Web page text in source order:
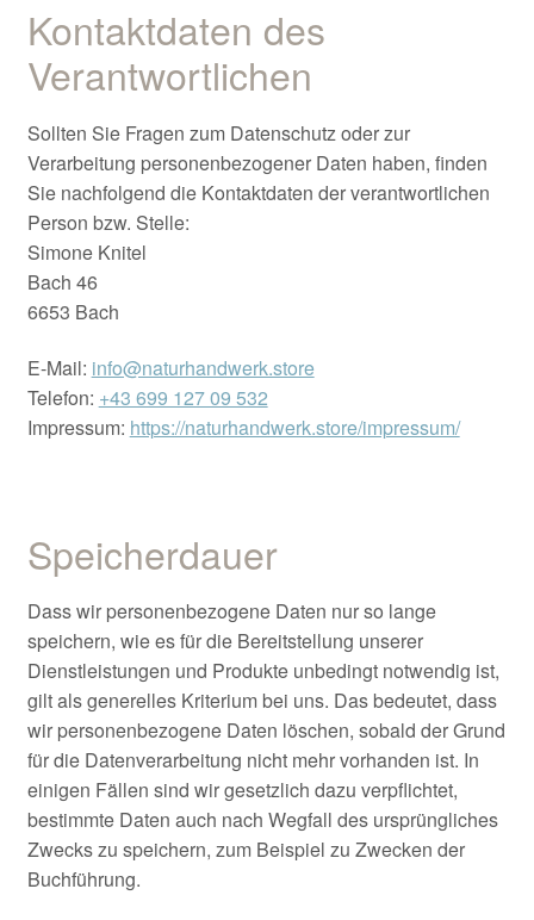
Kontaktdaten des
Verantwortlichen
Sollten Sie Fragen zum Datenschutz oder zur
Verarbeitung personenbezogener Daten haben, finden
Sie nachfolgend die Kontaktdaten der verantwortlichen
Person bzw. Stelle:
Simone Knitel
Bach 46
6653 Bach
E-Mail: info@naturhandwerk.store
Telefon: +43 699 127 09 532
Impressum: https://naturhandwerk.store/impressum/
Speicherdauer
Dass wir personenbezogene Daten nur so lange
speichern, wie es für die Bereitstellung unserer
Dienstleistungen und Produkte unbedingt notwendig ist,
gilt als generelles Kriterium bei uns. Das bedeutet, dass
wir personenbezogene Daten löschen, sobald der Grund
für die Datenverarbeitung nicht mehr vorhanden ist. In
einigen Fällen sind wir gesetzlich dazu verpflichtet,
bestimmte Daten auch nach Wegfall des ursprüngliches
Zwecks zu speichern, zum Beispiel zu Zwecken der
Buchführung.